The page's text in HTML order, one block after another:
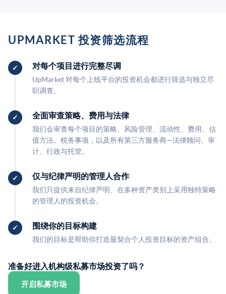
UPMARKET 投资筛选流程
对每个项目进行完整尽调
UpMarket 对每个上线平台的投资机会都进行筛选与独立尽
职调查。
全面审查策略、费用与法律
我们会审查每个项目的策略、风险管理、流动性、费用、估
值方法、税务事项，以及所有第三方服务商—法律顾问、审
计、行政与托管。
仅与纪律严明的管理人合作
我们只提供来自纪律严明、在多种资产类别上采用独特策略
的管理人的投资机会。
围绕你的目标构建
我们的目标是帮助你打造最契合个人投资目标的资产组合。
准备好进入机构级私募市场投资了吗？
开启私募市场